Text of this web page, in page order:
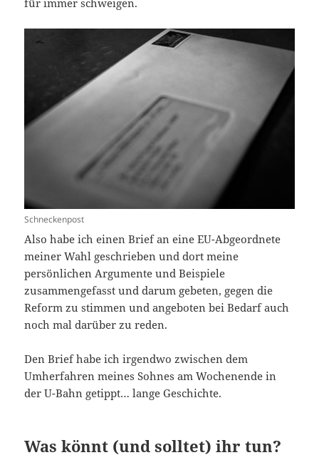
für immer schweigen.
Schneckenpost
Also habe ich einen Brief an eine EU-Abgeordnete
meiner Wahl geschrieben und dort meine
persönlichen Argumente und Beispiele
zusammengefasst und darum gebeten, gegen die
Reform zu stimmen und angeboten bei Bedarf auch
noch mal darüber zu reden.
Den Brief habe ich irgendwo zwischen dem
Umherfahren meines Sohnes am Wochenende in
der U-Bahn getippt… lange Geschichte.
Was könnt (und solltet) ihr tun?